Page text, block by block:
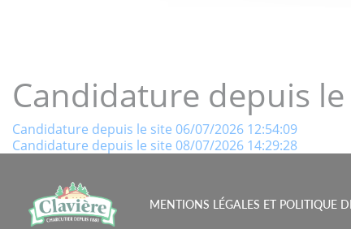
Candidature depuis
Navigation
l’article
Candidature depuis le site 06/07/2026 12:54:09
Candidature depuis le site 08/07/2026 14:29:28
MENTIONS LÉGALES ET POLITIQUE